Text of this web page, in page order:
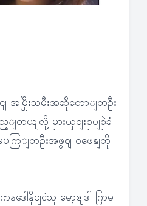
ျ အမြိုးသမီးအဆိုတောျတဦး
ျတယျလို့ မှားယှငျးစှပျစှဲခံ
ပကြျတဦးအဖွဈ ဝဖေနျတို
ါနိုငျငံသူ မော့ဇျဒါ ဂြာမ